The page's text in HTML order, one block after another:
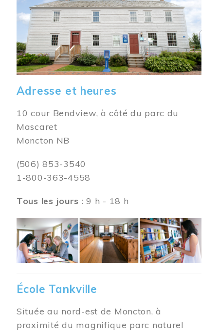
Adresse et heures
10 cour Bendview, à côté du parc du
Mascaret
Moncton NB
(506) 853-3540
1-800-363-4558
Tous les jours : 9 h - 18 h
Image
École Tankville
Située au nord-est de Moncton, à
proximité du magnifique parc naturel